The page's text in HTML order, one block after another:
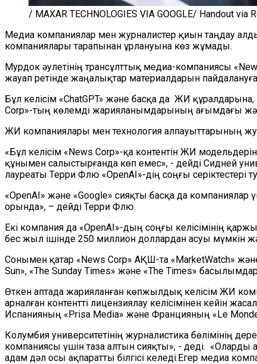
/ MAXAR TECHNOLOGIES VIA GOOGLE/ Handout via
Медиа компаниялар мен журналистер қиын таңдау
компаниялары тарапынан ұрлануына көз жұмады.
Мурдок әулетінің трансұлттық медиа-компаниясы
жауап ретінде жаңалықтар материалдарын пайдалануға
Бұл келісім «ChatGPT» және басқа да ЖИ
Corp»-тың көлемді жарияланымдарының ағымдағы
ЖИ компаниялары мен технология алпауыттарының
«Бұл келісім «News Corp»-қа контентін ЖИ
құнымен салыстырғанда көп емес», - дейді Сидней
лауреаты Терри Флю «OpenAI»-дің соңғы серіктестері
«OpenAI» және «Google» сияқты басқа да компаниялар
орында», – дейді Терри Флю.
Екі компания да «OpenAI»-дың соңғы келісімінің
бес жыл ішінде 250 миллион доллардан асуы мүмкін
Сонымен қатар «News Corp» АҚШ-та «MarketWatch»
Sun», «The Sunday Times» және «The Times»
Өткен аптада жарияланған көпжылдық келісім ЖИ
арналған контентті лицензиялау келісімінен кейін
Испанияның «Prisa Media» және Францияның «Le
Колумбия университетінің журналистика бөлімінің
компаниясы үшін таза алтын сияқты», - деді. «Оларды
адам дәл осы ақпаратты білгісі келеді.Егер медиа